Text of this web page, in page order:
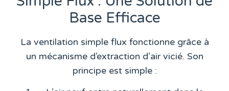
Base Efficace
La ventilation simple flux fonctionne grâce à
un mécanisme d’extraction d’air vicié. Son
principe est simple :